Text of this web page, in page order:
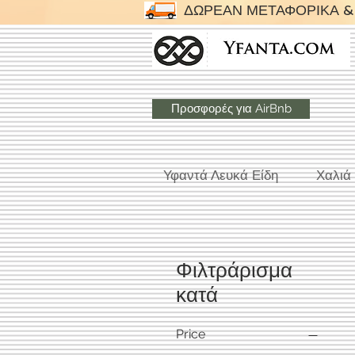
ΔΩΡΕΑΝ ΜΕΤΑΦΟΡΙΚΑ
Προσφορές για AirBnb
Υφαντά Λευκά Είδη Χαλιά
Φιλτράρισμα
κατά
Price